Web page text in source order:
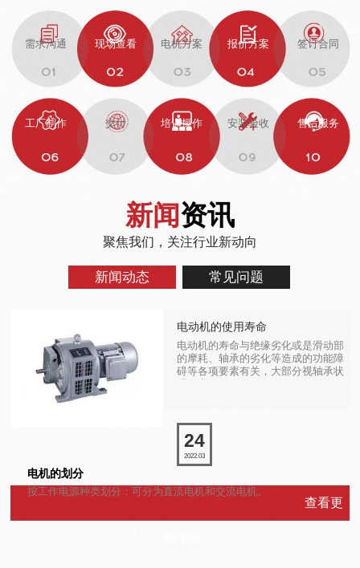
需求沟通 现场查看 电机方案 报价方案 签订合同
工厂制作 交付 培训操作 安装验收 售后服务
新闻资讯
聚焦我们，关注行业新动向
新闻动态 常见问题
电动机的使用寿命
电动机的寿命与绝缘劣化或是滑动部
的摩耗、轴承的劣化等造成的功能障
碍等各项要素有关，大部分视轴承状
24
2022.03
电机的划分
按工作电源种类划分：可分为直流电机和交流电机。
查看更